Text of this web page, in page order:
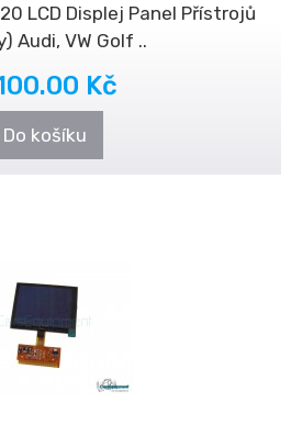
LCD Displej Panel Přístrojů
Audi, VW Golf ..
Kč
Do košíku